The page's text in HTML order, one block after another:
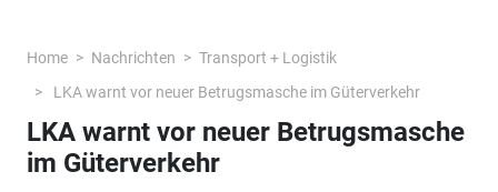
Home Nachrichten
Transport + Logistik
LKA warnt vor neuer Betrugsmasche im Güterverkehr
LKA warnt vor neuer Betrugsmasche
im Güterverkehr